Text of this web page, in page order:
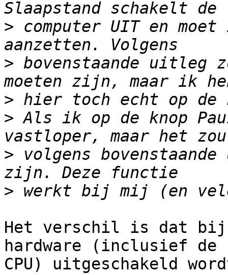
> computer UIT en
> bovenstaande uitleg
>
> Als ik op de knop
> volgens
>
Het verschil is dat bij
hardware (inclusief de
CPU) uitgeschakeld